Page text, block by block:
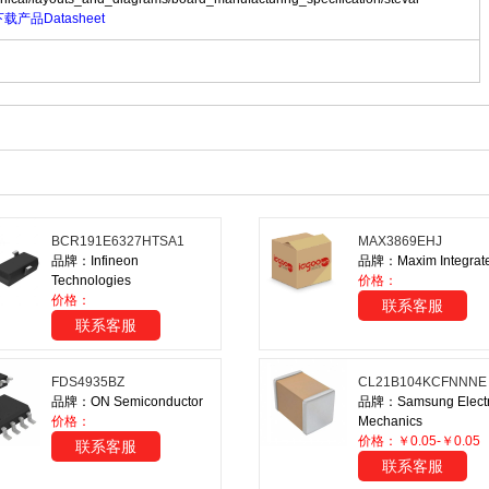
载产品Datasheet
BCR191E6327HTSA1
品牌：Infineon
Technologies
价格：
联系客服
MAX3869EHJ
品牌：Maxim
价格：
联系客服
FDS4935BZ
品牌：ON Semiconductor
价格：
联系客服
CL21B104KCFNNNE
品牌：Samsung
Mechanics
价格：￥0.05-￥0.05
联系客服